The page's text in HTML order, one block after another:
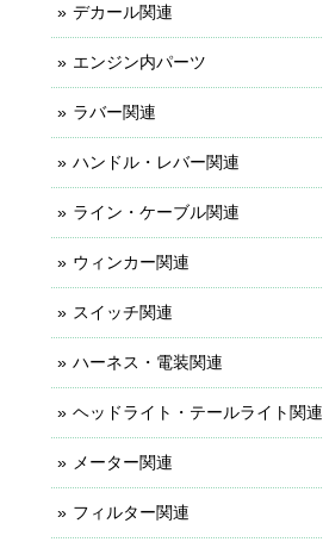
デカール関連
エンジン内パーツ
ラバー関連
ハンドル・レバー関連
ライン・ケーブル関連
ウィンカー関連
スイッチ関連
ハーネス・電装関連
ヘッドライト・テールライト関連
メーター関連
フィルター関連